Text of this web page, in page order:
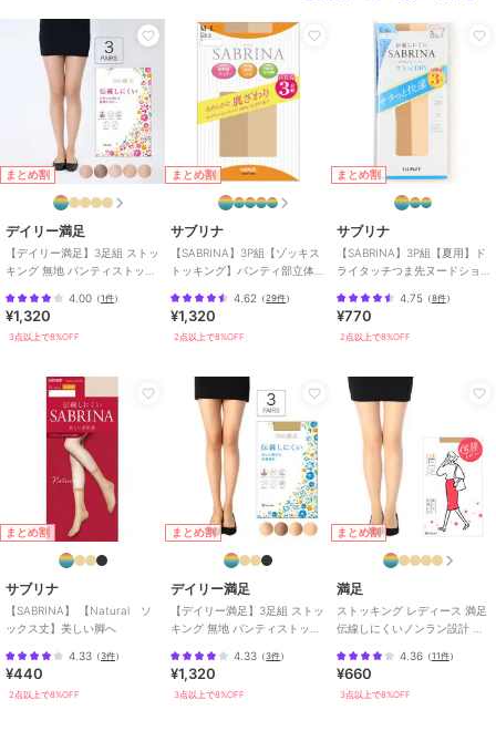
商品のお取り扱い方法
特徴
レッグウェア
ストッキング・タイツ・パンスト
原産国 日本
まとめ割
デイリー満足
【デイリー満足】3足組 ストッ
キング 無地 パンティストッキ
付き
4.00 （1件）
¥1,320
3点以上で8%OFF
まとめ割
サブリナ
【SABRINA】3P組【ゾッキス
トッキング】パンティ部立体
4.62 （29件）
¥1,320
2点以上で8%OFF
まとめ割
サブリナ
【SABRINA】3P組【夏用】ド
ライタッチつま先ヌードショ
4.75（8件）
¥770
2点以上で8%OFF
まとめ割
サブリナ
【SABRINA】 【Natural ソ
ックス丈】美しい脚へ
4.33 （3件）
¥440
2点以上で8%OFF
まとめ割
デイリー満足
【デイリー満足】3足組 ストッ
キング 無地 パンティストッキ
ム付き
4.33 （3件）
¥1,320
3点以上で8%OFF
まとめ割
満足
ストッキング レディース 満足
伝線しにくいノンラン設計 無
4.36（11件）
¥660
3点以上で8%OFF